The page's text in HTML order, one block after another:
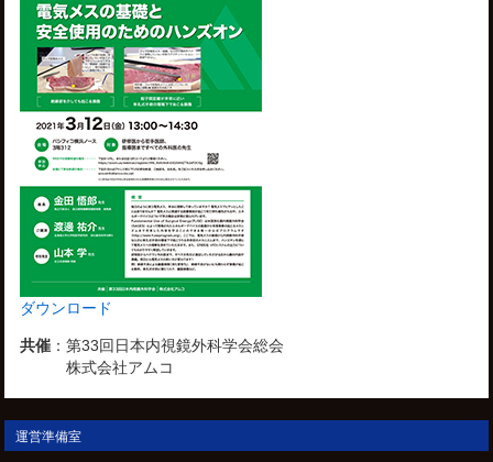
ダウンロード
共催： 第33回日本内視鏡外科学会総会
株式会社アムコ
運営準備室